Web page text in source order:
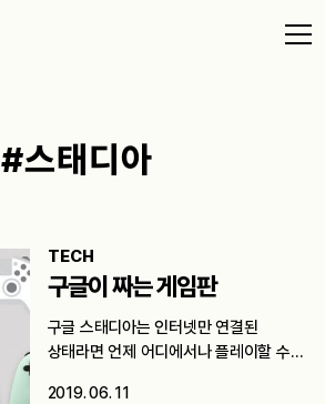
#스태디아
TECH
구글이 짜는 게임판
구글 스태디아는 인터넷만 연결된
상태라면 언제 어디에서나 플레이할 수
2019. 06. 11